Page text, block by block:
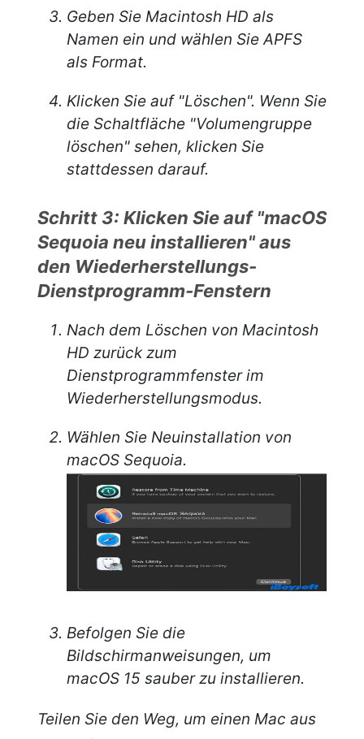
Geben Sie Macintosh HD als
Namen ein und wählen Sie APFS
als Format.
Klicken Sie auf "Löschen". Wenn Sie
die Schaltfläche "Volumengruppe
löschen" sehen, klicken Sie
stattdessen darauf.
Schritt 3: Klicken Sie auf "macOS
Sequoia neu installieren" aus
den Wiederherstellungs-
Dienstprogramm-Fenstern
Nach dem Löschen von Macintosh
HD zurück zum
Dienstprogrammfenster im
Wiederherstellungsmodus.
Wählen Sie Neuinstallation von
macOS Sequoia.
Befolgen Sie die
Bildschirmanweisungen, um
macOS 15 sauber zu installieren.
Teilen Sie den Weg, um einen Mac aus